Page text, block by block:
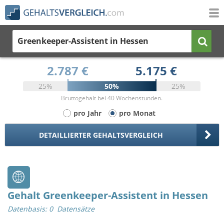
Greenkeeper-Assistent in Hessen
2.787 € 5.175 €
25% 50% 25%
Bruttogehalt bei 40 Wochenstunden.
pro Jahr pro Monat
DETAILLIERTER GEHALTSVERGLEICH
Gehalt Greenkeeper-Assistent in Hessen
Datenbasis: 0 Datensätze